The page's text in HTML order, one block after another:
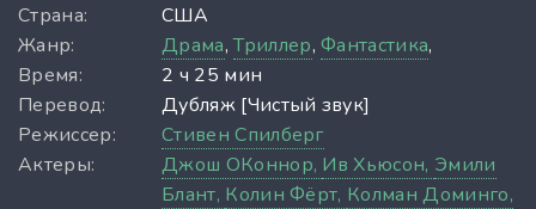
Страна:
США
Жанр:
Драма,Триллер,Фантастика,
Время:
2 ч 25 мин
Перевод:
Дубляж [Чистый звук]
Режиссер:
Стивен Спилберг
Актеры:
Джош ОКоннор, Ив Хьюсон, Эмили
Блант, Колин Фёрт, Колман Доминго,